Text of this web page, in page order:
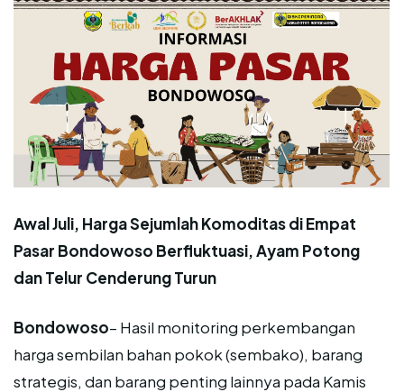
Awal Juli, Harga Sejumlah Komoditas di Empat
Pasar Bondowoso Berfluktuasi, Ayam Potong
dan Telur Cenderung Turun
Bondowoso– Hasil monitoring perkembangan
harga sembilan bahan pokok (sembako), barang
strategis, dan barang penting lainnya pada Kamis